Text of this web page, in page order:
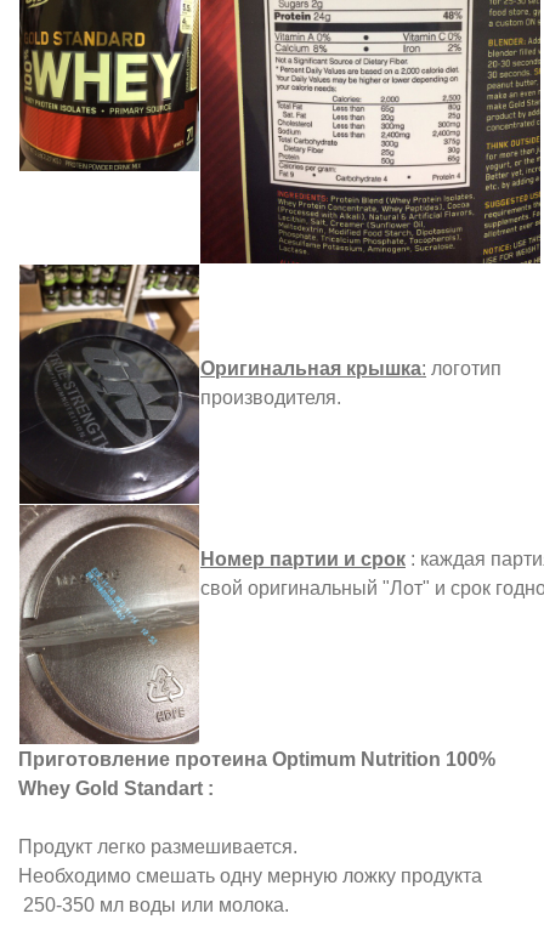
Оригинальная крышка: логотип
производителя.
Номер партии и срок : каждая
свой оригинальный "Лот" и срок
Приготовление протеина Optimum Nutrition 100%
Whey Gold Standart :
Продукт легко размешивается.
Необходимо смешать одну мерную ложку продукта
250-350 мл воды или молока.